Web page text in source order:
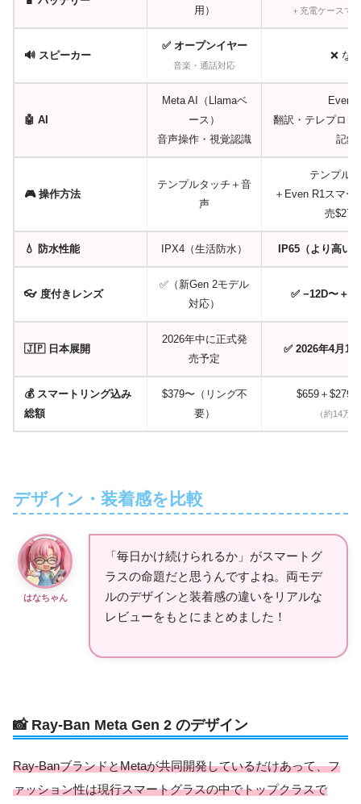
用）
＋充電ケースで7
🔊 スピーカー
✅ オープンイヤー
音楽・通話対応
❌ な
🤖 AI
Meta AI（Llamaベ
ース）
音声操作・視覚認識
Even
翻訳・テレプロン
記録
🎮 操作方法
テンプルタッチ＋音
声
テンプル
＋Even R1スマー
売$279
💧 防水性能 IPX4（生活防水） IP65（より高い
👓 度付きレンズ
✅（新Gen 2モデル
対応）
✅ −12D〜＋
🇯🇵 日本展開
2026年中に正式発
売予定
✅ 2026年4月16
💰 スマートリング込み
総額
$379〜（リング不
要）
$659＋$279
（約14万
デザイン・装着感を比較
はなちゃん
「毎日かけ続けられるか」がスマートグ
ラスの命題だと思うんですよね。両モデ
ルのデザインと装着感の違いをリアルな
レビューをもとにまとめました！
📸 Ray-Ban Meta Gen 2 のデザイン
Ray-BanブランドとMetaが共同開発しているだけあって、フ
ァッション性は現行スマートグラスの中でトップクラスで